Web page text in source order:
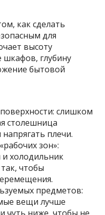
как сделать
для
высоту
глубину
бытовой
слишком
столешница
напрягать плечи.
зон»:
и холодильник
чтобы
предметов:
вещи лучше